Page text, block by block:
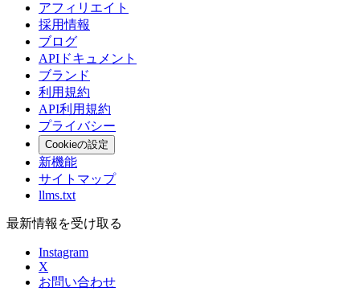
アフィリエイト
採用情報
ブログ
APIドキュメント
ブランド
利用規約
API利用規約
プライバシー
Cookieの設定
新機能
サイトマップ
llms.txt
最新情報を受け取る
Instagram
X
お問い合わせ